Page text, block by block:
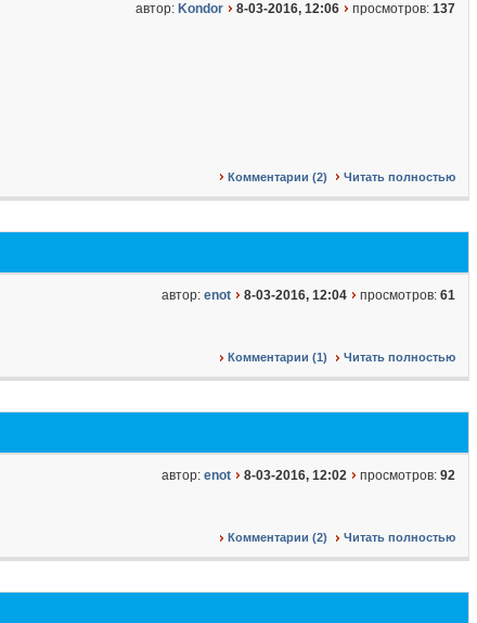
автор: Kondor 8-03-2016, 12:06 просмотров: 137
Комментарии (2) Читать полностью
автор: enot 8-03-2016, 12:04 просмотров: 61
Комментарии (1) Читать полностью
автор: enot 8-03-2016, 12:02 просмотров: 92
Комментарии (2) Читать полностью